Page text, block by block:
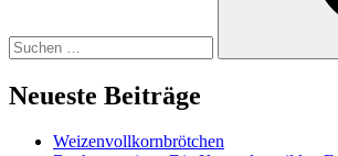
Neueste Beiträge
Weizenvollkornbrötchen